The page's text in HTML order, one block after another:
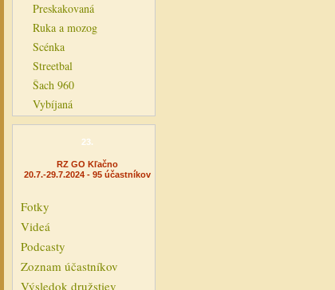
Preskakovaná
Ruka a mozog
Scénka
Streetbal
Šach 960
Vybíjaná
23.
RZ GO Kľačno
20.7.-29.7.2024 - 95 účastníkov
Fotky
Videá
Podcasty
Zoznam účastníkov
Výsledok družstiev